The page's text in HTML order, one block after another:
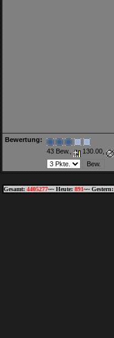
Bewertung:
43 Bew.,
130.00,
Gesamt: 4405277~~ Heute: 891~~ Gestern: